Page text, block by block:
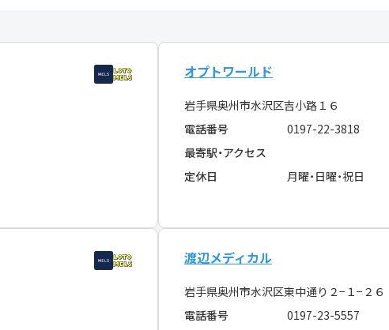
オプトワールド
岩手県奥州市水沢区吉小路１６
電話番号
0197-22-3818
最寄駅・アクセス
定休日
月曜・日曜・祝日
渡辺メディカル
岩手県奥州市水沢区東中通り２−１−２６
電話番号
0197-23-5557